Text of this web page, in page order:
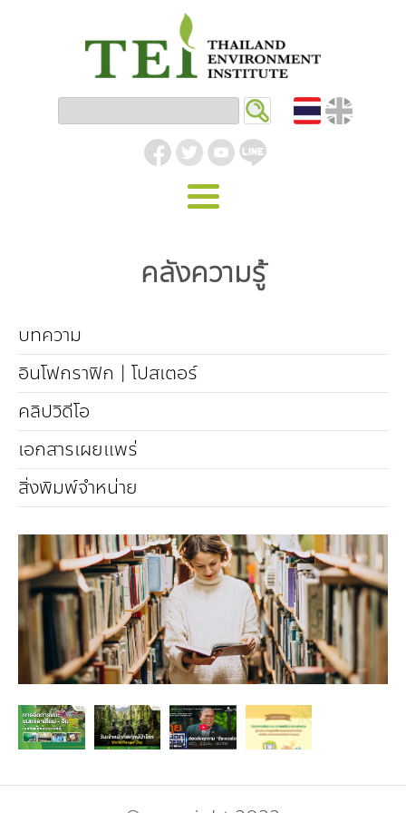
รู้จัก ม.ส.ท.
โครงสร้างองค์กร
คณะกรรมการบริหารสถาบัน
เจ้าหน้าที่
วิถีเรา
สโลแกน
รายงานประจำปี | รายงานงบการเงิน
สำนักงานสีเขียว
รางวัลและเกียรติประวัติ
กองทุน
สิ่งแวดล้อมอุตสาหกรรม
มลพิษอุตสาหกรรม
ชุมชนและเมืองน่าอยู่
ขยะชุมชน-ขยะอาหาร
ขยะพลาสติก
ฝุ่น PM2.5
การผลิตและการบริโภคยั่งยืน
ฉลากสิ่งแวดล้อม
บริการที่เป็นมิตรกับสิ่งแวดล้อม
ที่ปรึกษาคาร์บอนฟุตพริ้นท์
จัดซื้อจัดจ้างที่เป็นมิตรกับสิ่งแวดล้อม
ทรัพยากรธรรมชาติ
ทรัพยากรทางบก
ทรัพยากรทางทะเลและชายฝั่ง
ความหลากหลายทางชีวภาพ
การเปลี่ยนแปลงสภาพภูมิอากาศ
การลดก๊าซเรือนกระจก
การปรับตัว
การพัฒนาบุคลากรด้านสิ่งแวดล้อม
งานฝึกอบรม
สิ่งแวดล้อมศึกษา
นโยบาย แผน เครือข่ายสิ่งแวดล้อม
นโยบายและแผนสิ่งแวดล้อม
TBCSD
คลังความรู้
อินโฟกราฟิก | โปสเตอร์
เอกสารเผยแพร่
สิ่งพิมพ์จำหน่าย
ร่วมงานกับเรา
ฝึกงาน
คลังความรู้
บทความ
อินโฟกราฟิก | โปสเตอร์
คลิปวิดีโอ
เอกสารเผยแพร่
สิ่งพิมพ์จำหน่าย